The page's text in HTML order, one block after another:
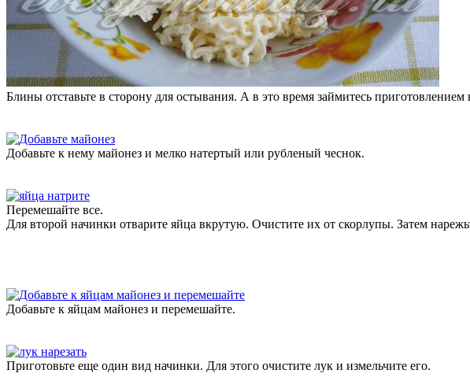
Блины отставьте в сторону для остывания. А в это время займитесь
Добавьте к нему майонез и мелко натертый или рубленый чеснок.
Перемешайте все.
Для второй начинки отварите яйца вкрутую. Очистите их от скорлупы. Затем
Добавьте к яйцам майонез и перемешайте.
Приготовьте еще один вид начинки. Для этого очистите лук и измельчите его.